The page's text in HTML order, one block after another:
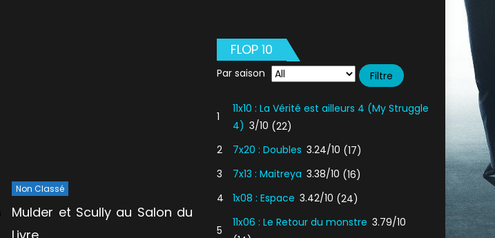
Non Classé
Mulder et Scully au Salon du
FLOP 10
Par saison
1
11x10 : La Vérité est ailleurs 4 (My Struggle
4) 3/10 (22)
2
7x20 : Doubles 3.24/10 (17)
3
7x13 : Maitreya 3.38/10 (16)
4
1x08 : Espace 3.42/10 (24)
5
11x06 : Le Retour du monstre 3.79/10